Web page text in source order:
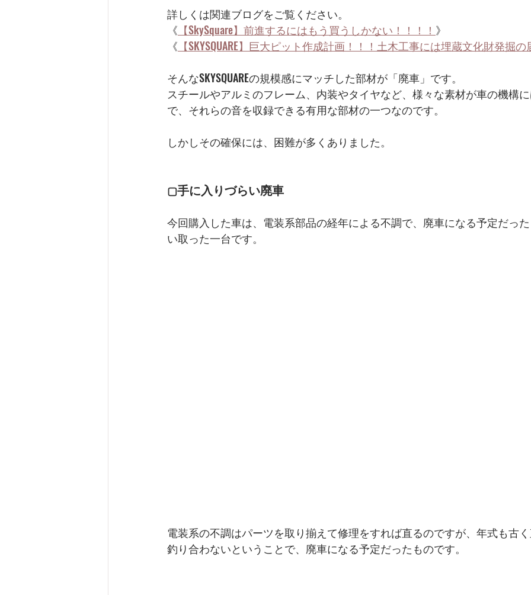
詳しくは関連ブログをご覧ください。
《 【SkySquare】前進するにはもう買うしかない！！！！ 》
《 【SKYSQUARE】巨大ピット作成計画！！！土木工事には埋蔵文化財発掘の
そんなSKYSQUAREの規模感にマッチした部材が「廃車」です。
スチールやアルミのフレーム、内装やタイヤなど、様々な素材が車の機構
で、それらの音を収録できる有用な部材の一つなのです。
しかしその確保には、困難が多くありました。
▢手に入りづらい廃車
今回購入した車は、電装系部品の経年による不調で、廃車になる予定だっ
い取った一台です。
電装系の不調はパーツを取り揃えて修理をすれば直るのですが、年式も古
釣り合わないということで、廃車になる予定だったものです。